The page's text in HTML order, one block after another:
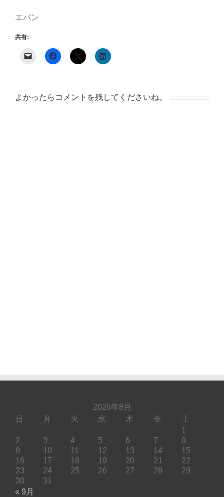
エバン
共有:
よかったらコメントを残してくださいね。
2026年8月
日
月 火 水 木 金
土
1
2
3 4 5 6 7
8
9
10 11 12 13 14
15
16
17 18 19 20 21
22
23
24 25 26 27 28
29
30
31
« 9月